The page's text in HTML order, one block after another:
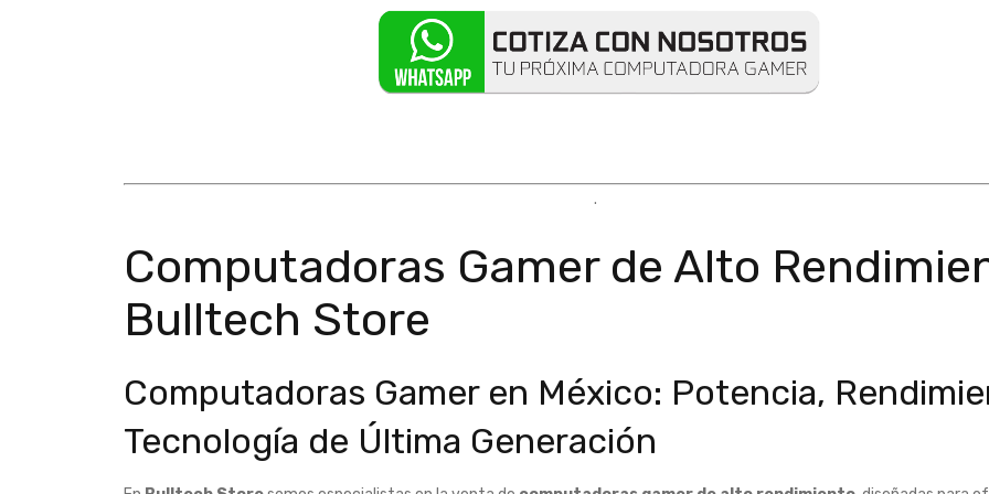
.
Computadoras Gamer de Alto
Bulltech Store
Computadoras Gamer en México: Potencia,
Tecnología de Última Generación